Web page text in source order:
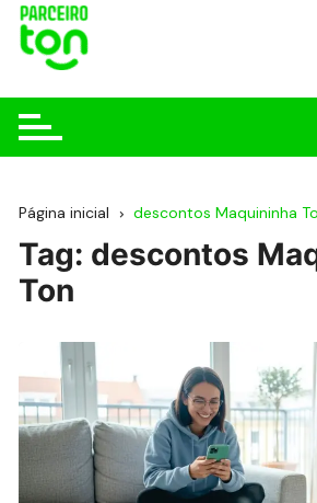
Página inicial descontos Maquininha
Tag: descontos
Ton